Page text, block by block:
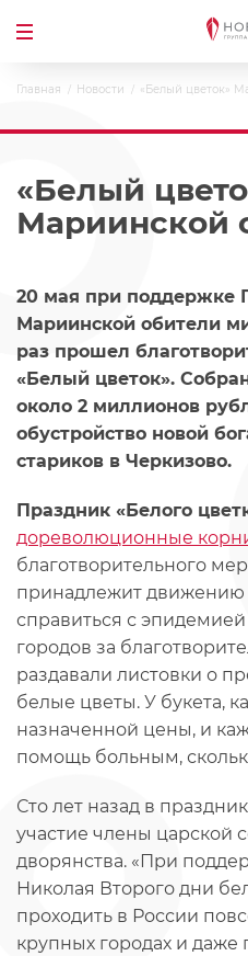
Главная Новости «Белый цветок»
«Белый
Мариинской
20 мая при поддержке
Мариинской обители
раз прошел
«Белый цветок».
около 2 миллионов
обустройство новой
стариков в Черкизово.
Праздник «Белого
дореволюционные
благотворительного
принадлежит движению
справиться с эпидемией
городов за
раздавали листовки о
белые цветы. У букета,
назначенной цены, и
помощь больным,
Сто лет назад в
участие члены царской
дворянства. «При
Николая Второго дни
проходить в России
крупных городах и даже